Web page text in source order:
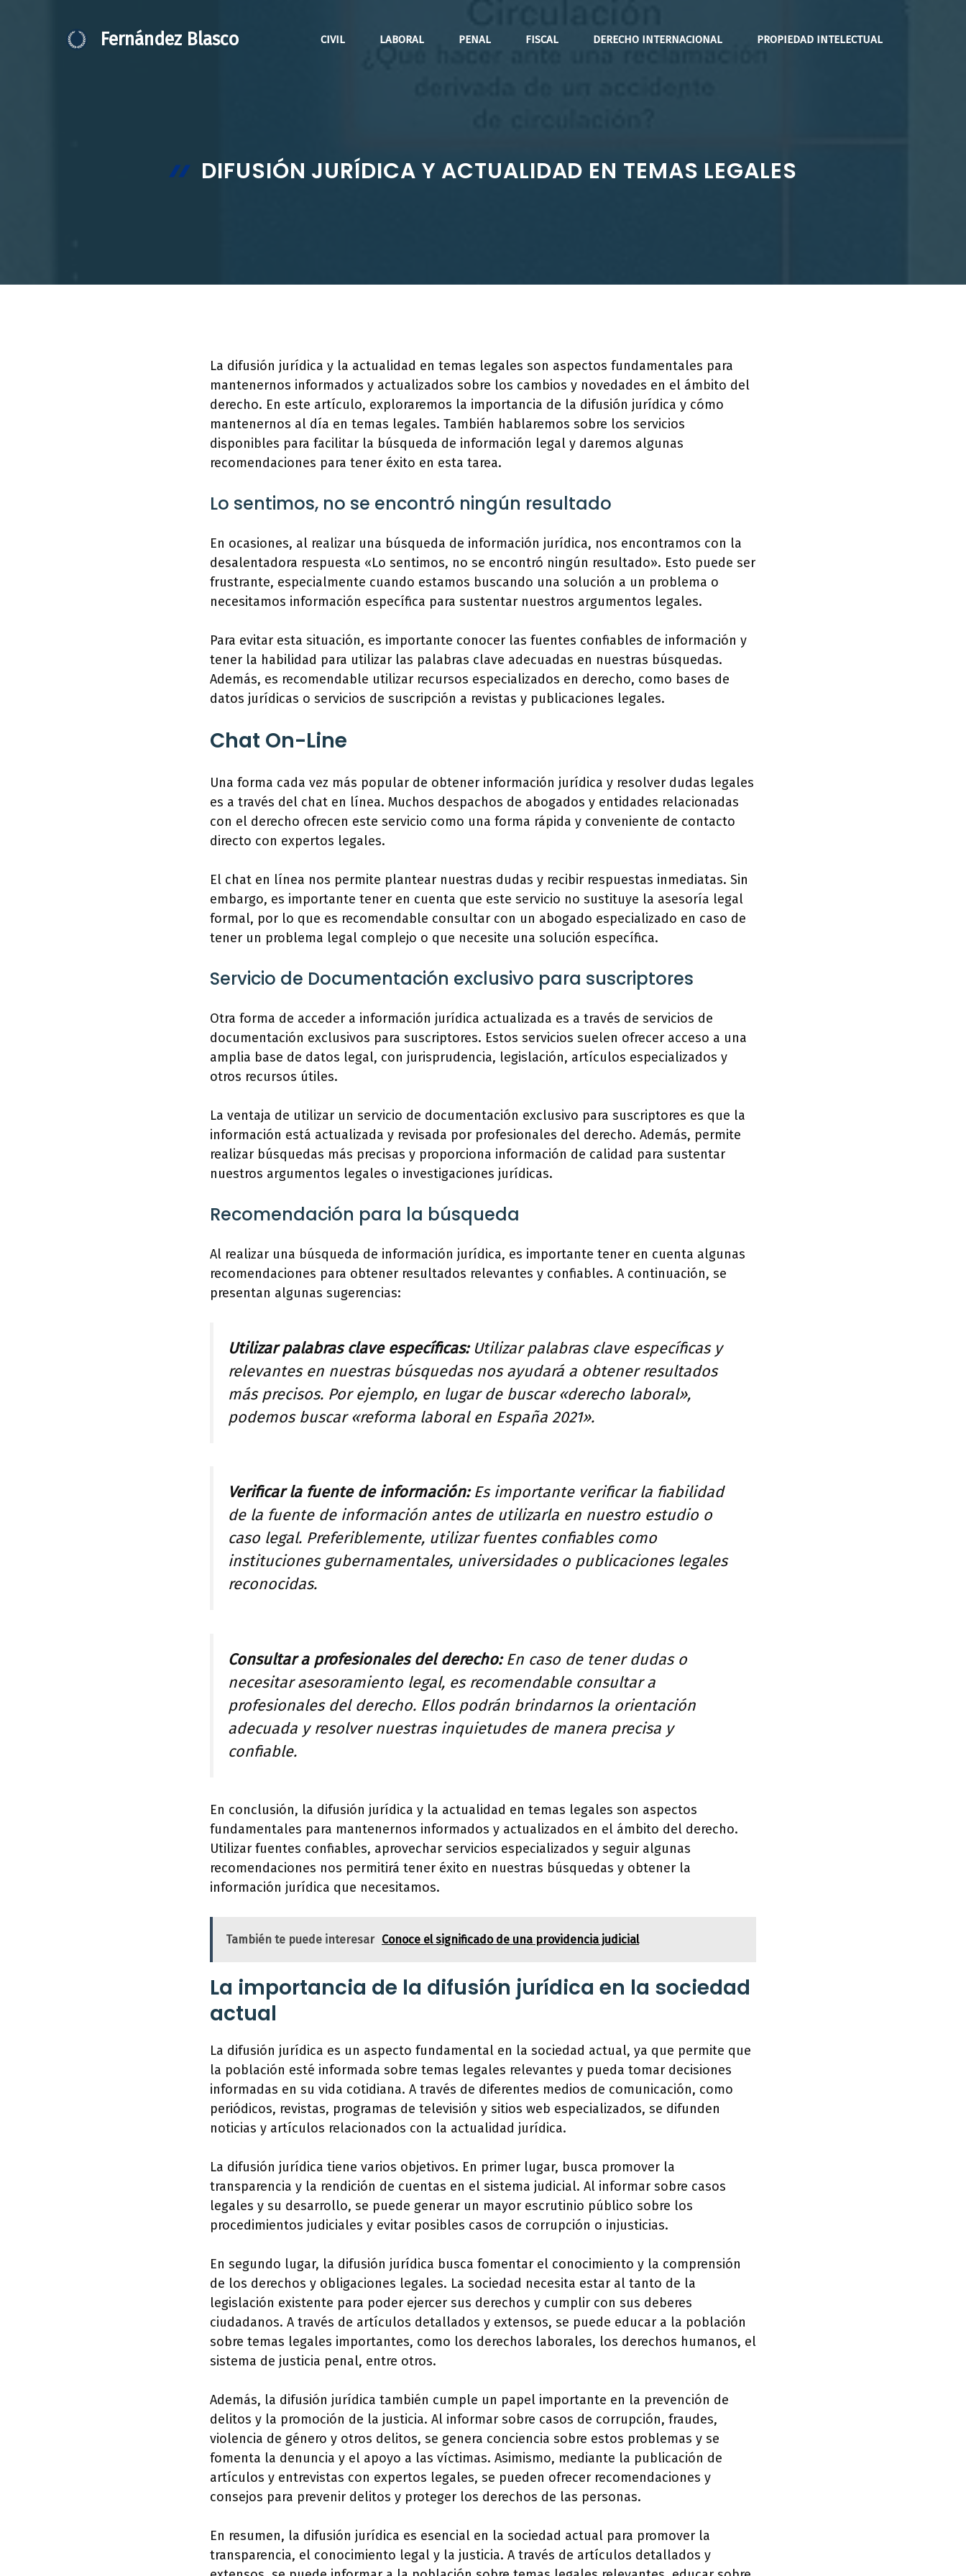
Fernández Blasco CIVIL LABORAL PENAL FISCAL DERECHO INTERNACIONAL PROPIEDAD INTELECTUAL
DIFUSIÓN JURÍDICA Y ACTUALIDAD EN TEMAS LEGALES
La difusión jurídica y la actualidad en temas legales son aspectos fundamentales para
mantenernos informados y actualizados sobre los cambios y novedades en el ámbito del
derecho. En este artículo, exploraremos la importancia de la difusión jurídica y cómo
mantenernos al día en temas legales. También hablaremos sobre los servicios
disponibles para facilitar la búsqueda de información legal y daremos algunas
recomendaciones para tener éxito en esta tarea.
Lo sentimos, no se encontró ningún resultado
En ocasiones, al realizar una búsqueda de información jurídica, nos encontramos con la
desalentadora respuesta «Lo sentimos, no se encontró ningún resultado». Esto puede ser
frustrante, especialmente cuando estamos buscando una solución a un problema o
necesitamos información específica para sustentar nuestros argumentos legales.
Para evitar esta situación, es importante conocer las fuentes confiables de información y
tener la habilidad para utilizar las palabras clave adecuadas en nuestras búsquedas.
Además, es recomendable utilizar recursos especializados en derecho, como bases de
datos jurídicas o servicios de suscripción a revistas y publicaciones legales.
Chat On-Line
Una forma cada vez más popular de obtener información jurídica y resolver dudas legales
es a través del chat en línea. Muchos despachos de abogados y entidades relacionadas
con el derecho ofrecen este servicio como una forma rápida y conveniente de contacto
directo con expertos legales.
El chat en línea nos permite plantear nuestras dudas y recibir respuestas inmediatas. Sin
embargo, es importante tener en cuenta que este servicio no sustituye la asesoría legal
formal, por lo que es recomendable consultar con un abogado especializado en caso de
tener un problema legal complejo o que necesite una solución específica.
Servicio de Documentación exclusivo para suscriptores
Otra forma de acceder a información jurídica actualizada es a través de servicios de
documentación exclusivos para suscriptores. Estos servicios suelen ofrecer acceso a una
amplia base de datos legal, con jurisprudencia, legislación, artículos especializados y
otros recursos útiles.
La ventaja de utilizar un servicio de documentación exclusivo para suscriptores es que la
información está actualizada y revisada por profesionales del derecho. Además, permite
realizar búsquedas más precisas y proporciona información de calidad para sustentar
nuestros argumentos legales o investigaciones jurídicas.
Recomendación para la búsqueda
Al realizar una búsqueda de información jurídica, es importante tener en cuenta algunas
recomendaciones para obtener resultados relevantes y confiables. A continuación, se
presentan algunas sugerencias:
Utilizar palabras clave específicas:Utilizar palabras clave específicas y
relevantes en nuestras búsquedas nos ayudará a obtener resultados
más precisos. Por ejemplo, en lugar de buscar «derecho laboral»,
podemos buscar «reforma laboral en España 2021».
Verificar la fuente de información:Es importante verificar la fiabilidad
de la fuente de información antes de utilizarla en nuestro estudio o
caso legal. Preferiblemente, utilizar fuentes confiables como
instituciones gubernamentales, universidades o publicaciones legales
reconocidas.
Consultar a profesionales del derecho:En caso de tener dudas o
necesitar asesoramiento legal, es recomendable consultar a
profesionales del derecho. Ellos podrán brindarnos la orientación
adecuada y resolver nuestras inquietudes de manera precisa y
confiable.
En conclusión, la difusión jurídica y la actualidad en temas legales son aspectos
fundamentales para mantenernos informados y actualizados en el ámbito del derecho.
Utilizar fuentes confiables, aprovechar servicios especializados y seguir algunas
recomendaciones nos permitirá tener éxito en nuestras búsquedas y obtener la
información jurídica que necesitamos.
También te puede interesar Conoce el significado de una providencia judicial
La importancia de la difusión jurídica en la sociedad
actual
La difusión jurídica es un aspecto fundamental en la sociedad actual, ya que permite que
la población esté informada sobre temas legales relevantes y pueda tomar decisiones
informadas en su vida cotidiana. A través de diferentes medios de comunicación, como
periódicos, revistas, programas de televisión y sitios web especializados, se difunden
noticias y artículos relacionados con la actualidad jurídica.
La difusión jurídica tiene varios objetivos. En primer lugar, busca promover la
transparencia y la rendición de cuentas en el sistema judicial. Al informar sobre casos
legales y su desarrollo, se puede generar un mayor escrutinio público sobre los
procedimientos judiciales y evitar posibles casos de corrupción o injusticias.
En segundo lugar, la difusión jurídica busca fomentar el conocimiento y la comprensión
de los derechos y obligaciones legales. La sociedad necesita estar al tanto de la
legislación existente para poder ejercer sus derechos y cumplir con sus deberes
ciudadanos. A través de artículos detallados y extensos, se puede educar a la población
sobre temas legales importantes, como los derechos laborales, los derechos humanos, el
sistema de justicia penal, entre otros.
Además, la difusión jurídica también cumple un papel importante en la prevención de
delitos y la promoción de la justicia. Al informar sobre casos de corrupción, fraudes,
violencia de género y otros delitos, se genera conciencia sobre estos problemas y se
fomenta la denuncia y el apoyo a las víctimas. Asimismo, mediante la publicación de
artículos y entrevistas con expertos legales, se pueden ofrecer recomendaciones y
consejos para prevenir delitos y proteger los derechos de las personas.
En resumen, la difusión jurídica es esencial en la sociedad actual para promover la
transparencia, el conocimiento legal y la justicia. A través de artículos detallados y